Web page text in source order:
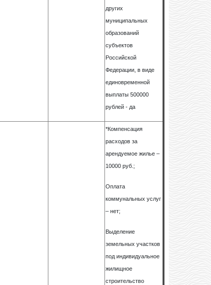
других
муниципальных
образований
субъектов
Российской
Федерации, в виде
единовременной
выплаты 500000
рублей - да
*Компенсация
расходов за
арендуемое жилье –
10000 руб.;
Оплата
коммунальных услуг
– нет;
Выделение
земельных участков
под индивидуальное
жилищное
строительство